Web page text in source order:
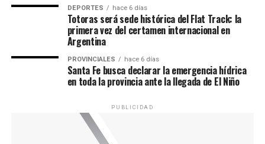
DEPORTES hace 6 días
Totoras será sede histórica del Flat Track: la
primera vez del certamen internacional en
Argentina
PROVINCIALES hace 6 días
Santa Fe busca declarar la emergencia hídrica
en toda la provincia ante la llegada de El Niño
PUBLICIDAD